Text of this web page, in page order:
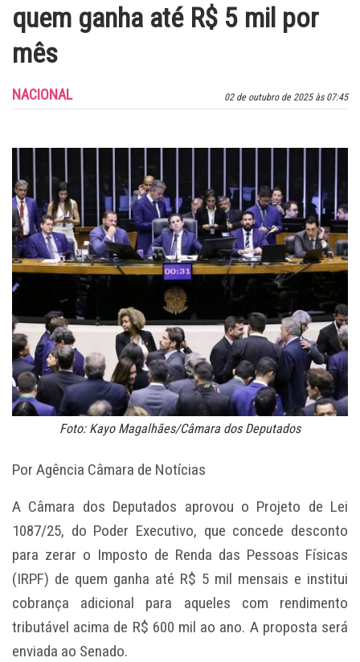
quem ganha até R$ 5 mil por
mês
02 de outubro de 2025 às 07:45
NACIONAL
Foto: Kayo Magalhães/Câmara dos Deputados
Por Agência Câmara de Notícias
A Câmara dos Deputados aprovou o Projeto de Lei
1087/25, do Poder Executivo, que concede desconto
para zerar o Imposto de Renda das Pessoas Físicas
(IRPF) de quem ganha até R$ 5 mil mensais e institui
cobrança adicional para aqueles com rendimento
tributável acima de R$ 600 mil ao ano. A proposta será
enviada ao Senado.